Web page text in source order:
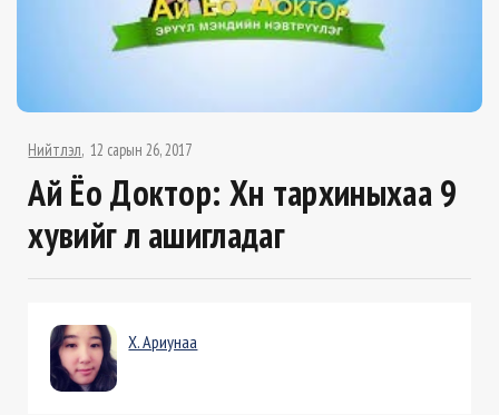
Нийтлэл 12 сарын 26, 2017
Ай Ёо Доктор: Хүн тархиныхаа 9
хувийг л ашигладаг
Х. Ариунаа